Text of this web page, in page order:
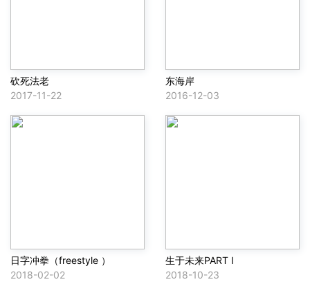
砍死法老
2017-11-22
东海岸
2016-12-03
日字冲拳（freestyle ）
2018-02-02
生于未来PART Ⅰ
2018-10-23